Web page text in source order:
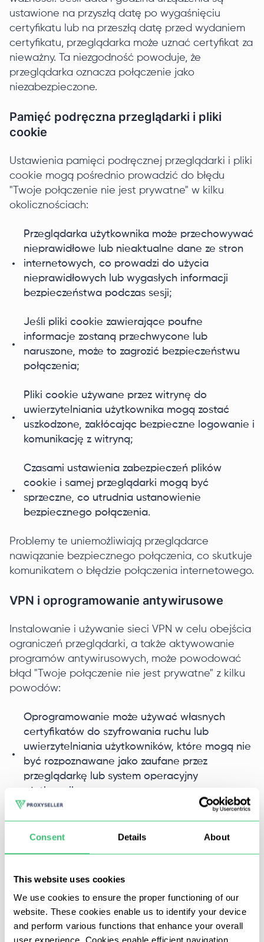
Consent Details About
This website uses cookies
We use cookies to ensure the proper functioning of our
website. These cookies enable us to identify your device
and perform various functions that enhance your overall
user experience. Cookies enable efficient navigation
ustawione na przyszłą datę po wygaśnięciu
certyfikatu lub na przeszłą datę przed wydaniem
certyfikatu, przeglądarka może uznać certyfikat za
nieważny. Ta niezgodność powoduje, że
przeglądarka oznacza połączenie jako
niezabezpieczone.
Pamięć podręczna przeglądarki i pliki
cookie
Ustawienia pamięci podręcznej przeglądarki i pliki
cookie mogą pośrednio prowadzić do błędu
"Twoje połączenie nie jest prywatne" w kilku
okolicznościach:
Przeglądarka użytkownika może przechowywać
nieprawidłowe lub nieaktualne dane ze stron
internetowych, co prowadzi do użycia
nieprawidłowych lub wygasłych informacji
bezpieczeństwa podczas sesji;
Jeśli pliki cookie zawierające poufne
informacje zostaną przechwycone lub
naruszone, może to zagrozić bezpieczeństwu
połączenia;
Pliki cookie używane przez witrynę do
uwierzytelniania użytkownika mogą zostać
uszkodzone, zakłócając bezpieczne logowanie i
komunikację z witryną;
Czasami ustawienia zabezpieczeń plików
cookie i samej przeglądarki mogą być
sprzeczne, co utrudnia ustanowienie
bezpiecznego połączenia.
Problemy te uniemożliwiają przeglądarce
nawiązanie bezpiecznego połączenia, co skutkuje
komunikatem o błędzie połączenia internetowego.
VPN i oprogramowanie antywirusowe
Instalowanie i używanie sieci VPN w celu obejścia
ograniczeń przeglądarki, a także aktywowanie
programów antywirusowych, może powodować
błąd "Twoje połączenie nie jest prywatne" z kilku
powodów:
Oprogramowanie może używać własnych
certyfikatów do szyfrowania ruchu lub
uwierzytelniania użytkowników, które mogą nie
być rozpoznawane jako zaufane przez
przeglądarkę lub system operacyjny
użytkownika;
Programy mogą blokować lub zmieniać
żądania DNS dla niektórych witryn,
VPN lub oprogramowanie antywirusowe mogą
przeprowadzać inspekcję SSL/TLS w celu
zwiększenia bezpieczeństwa i wzmocnienia
kontroli ruchu. Jednak podczas tego procesu